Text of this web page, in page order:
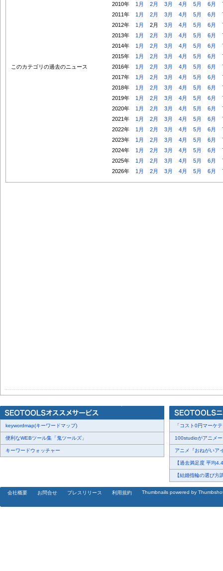
このカテゴリの過去のニュース
2010年 1月 2月 3月 4月 5月 6月
2011年
1月 2月 3月 4月 5月 6月
2012年
1月 2月 3月 4月 5月 6月
2013年
1月 2月 3月 4月 5月 6月
2014年
1月 2月 3月 4月 5月 6月
2015年
1月 2月 3月 4月 5月 6月
2016年
1月 2月 3月 4月 5月 6月
2017年
1月 2月 3月 4月 5月 6月
2018年
1月 2月 3月 4月 5月 6月
2019年
1月 2月 3月 4月 5月 6月
2020年
1月 2月 3月 4月 5月 6月
2021年
1月 2月 3月 4月 5月 6月
2022年
1月 2月 3月 4月 5月 6月
2023年
1月 2月 3月 4月 5月 6月
2024年
1月 2月 3月 4月 5月 6月
2025年
1月 2月 3月 4月 5月 6月
2026年
1月 2月 3月 4月 5月 6月
keywordmap(キーワードマップ)
便利なWEBツール集「鬼ツールズ」
キーワードウォッチャー
「コスト0円マーケ
100studioがアニメ
アニメ『おねがいア
【過去満足度 平均
【結婚指輪の選び方
会社概要 お問合せ プレスリリース 利用規約 Thumbnails powered by